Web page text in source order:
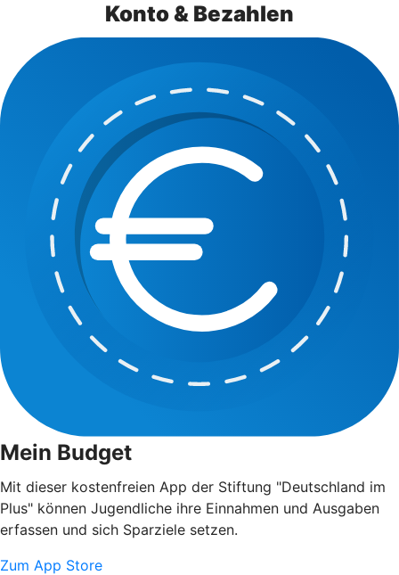
Konto & Bezahlen
Mein Budget
Mit dieser kostenfreien App der Stiftung "Deutschland im
Plus" können Jugendliche ihre Einnahmen und Ausgaben
erfassen und sich Sparziele setzen.
Zum App Store